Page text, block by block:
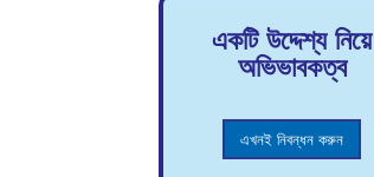
একটি উদ্দেশ্য নিয়ে
অভিভাবকত্ব
এখনই নিবন্ধন করুন